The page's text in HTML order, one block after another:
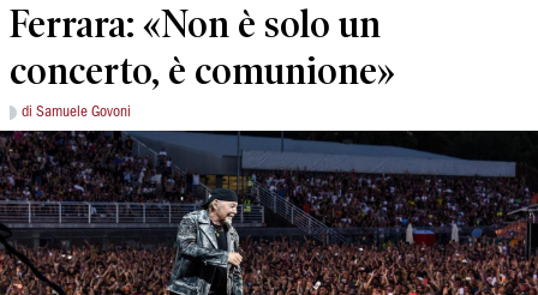
Ferrara: «Non è solo un
concerto, è comunione»
di Samuele Govoni